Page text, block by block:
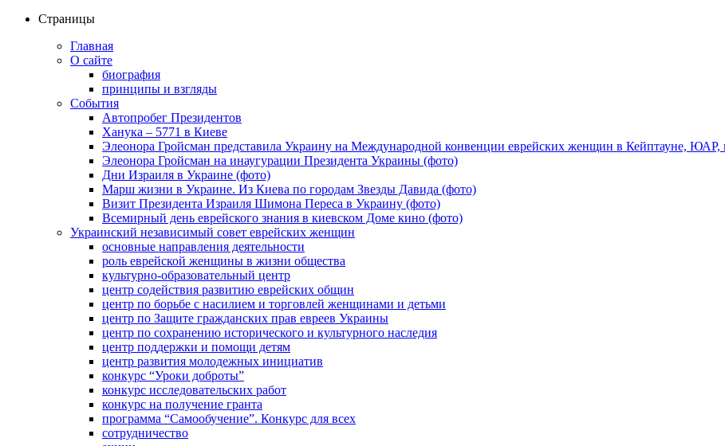
Страницы
Главная
О сайте
биография
принципы и взгляды
События
Автопробег Президентов
Ханука – 5771 в Киеве
Элеонора Гройсман представила Украину на Международной конвенции еврейских женщин в Кейптауне, ЮАР,
Элеонора Гройсман на инаугурации Президента Украины (фото)
Дни Израиля в Украине (фото)
Марш жизни в Украине. Из Киева по городам Звезды Давида (фото)
Визит Президента Израиля Шимона Переса в Украину (фото)
Всемирный день еврейского знания в киевском Доме кино (фото)
Украинский независимый совет еврейских женщин
основные направления деятельности
роль еврейской женщины в жизни общества
культурно-образовательный центр
центр содействия развитию еврейских общин
центр по борьбе с насилием и торговлей женщинами и детьми
центр по Защите гражданских прав евреев Украины
центр по сохранению исторического и культурного наследия
центр поддержки и помощи детям
центр развития молодежных инициатив
конкурс “Уроки доброты”
конкурс исследовательских работ
конкурс на получение гранта
программа “Самообучение”. Конкурс для всех
сотрудничество